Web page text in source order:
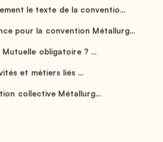
le texte de la conventio...
pour la convention Métallurg...
obligatoire ? ...
et métiers liés ...
collective Métallurg...